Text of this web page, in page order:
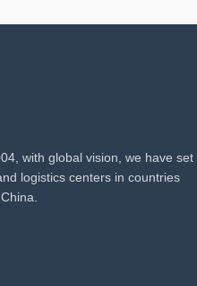
with global vision, we have set
logistics centers in countries